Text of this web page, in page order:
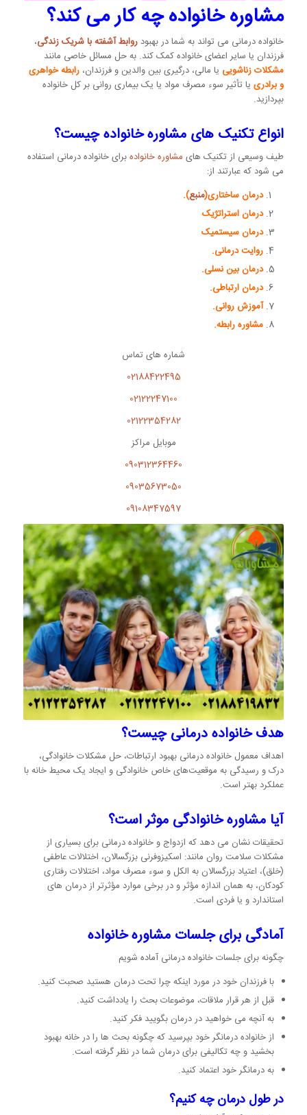
مشاوره خانواده چه کار می کند؟
خانواده درمانی می تواند به شما در بهبود روابط آشفته با شریک زندگی،
فرزندان یا سایر اعضای خانواده کمک کند. به حل مسائل خاصی مانند
مشکلات زناشویی یا مالی، درگیری بین والدین و فرزندان، رابطه خواهری
و برادرییا تأثیر سوء مصرف مواد یا یک بیماری روانی بر کل خانواده
بپردازید.
انواع تکنیک های مشاوره خانواده چیست؟
طیف وسیعی از تکنیک های مشاوره خانوادهبرای خانواده درمانی استفاده
می شود که عبارتند از:
درمان ساختاری(منبع).
درمان استراتژیک
درمان سیستمیک
روایت درمانی.
درمان بین نسلی.
درمان ارتباطی.
آموزش روانی.
مشاوره رابطه.
شماره های تماس
02188422495
02122247100
02122354282
موبایل مراکز
090312364460
09035673050
09108347597
هدف خانواده درمانی چیست؟
اهداف معمول خانواده درمانی بهبود ارتباطات، حل مشکلات خانوادگی،
درک و رسیدگی به موقعیت‌های خاص خانوادگی و ایجاد یک محیط خانه با
عملکرد بهتر است.
آیا مشاوره خانوادگی موثر است؟
تحقیقات نشان می دهد که ازدواج و خانواده درمانی برای بسیاری از
مشکلات سلامت روان مانند: اسکیزوفرنی بزرگسالان، اختلالات عاطفی
(خلق)، اعتیاد بزرگسالان به الکل و سوء مصرف مواد، اختلالات رفتاری
کودکان، به همان اندازه مؤثر و در برخی موارد مؤثرتر از درمان های
استاندارد و یا فردی است.
آمادگی برای جلسات مشاوره خانواده
چگونه برای جلسات خانواده درمانی آماده شویم
با فرزندان خود در مورد اینکه چرا تحت درمان هستید صحبت کنید.
قبل از هر قرار ملاقات، موضوعات بحث را یادداشت کنید.
به آنچه می خواهید در درمان بگویید فکر کنید.
از خانواده درمانگر خود بپرسید که چگونه بحث ها را در خانه بهبود
بخشید و چه تکالیفی برای درمان شما در نظر گرفته است.
به درمانگر خود اعتماد کنید.
در طول درمان چه کنیم؟